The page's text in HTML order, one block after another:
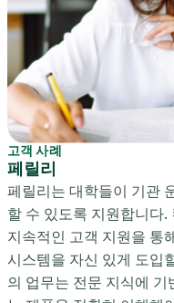
고객 사례
페릴리
페릴리는 대학들이 기관
할 수 있도록 지원합니다.
지속적인 고객 지원을 통
시스템을 자신 있게 도입
의 업무는 전문 지식에